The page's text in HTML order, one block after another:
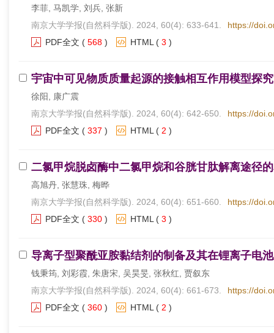
李菲, 马凯学, 刘兵, 张新
南京大学学报(自然科学版). 2024, 60(4): 633-641.
https://
PDF全文 ( 568 ) HTML ( 3 )
宇宙中可见物质质量起源的接触相互作用模型探究
徐阳, 康广震
南京大学学报(自然科学版). 2024, 60(4): 642-650.
https://
PDF全文 ( 337 ) HTML ( 2 )
二氯甲烷脱卤酶中二氯甲烷和谷胱甘肽解离途径
高旭丹, 张慧珠, 梅晔
南京大学学报(自然科学版). 2024, 60(4): 651-660.
https://
PDF全文 ( 330 ) HTML ( 3 )
导离子型聚酰亚胺黏结剂的制备及其在锂离子电
钱秉筠, 刘彩霞, 朱唐宋, 吴昊旻, 张秋红, 贾叙东
南京大学学报(自然科学版). 2024, 60(4): 661-673.
https://
PDF全文 ( 360 ) HTML ( 2 )